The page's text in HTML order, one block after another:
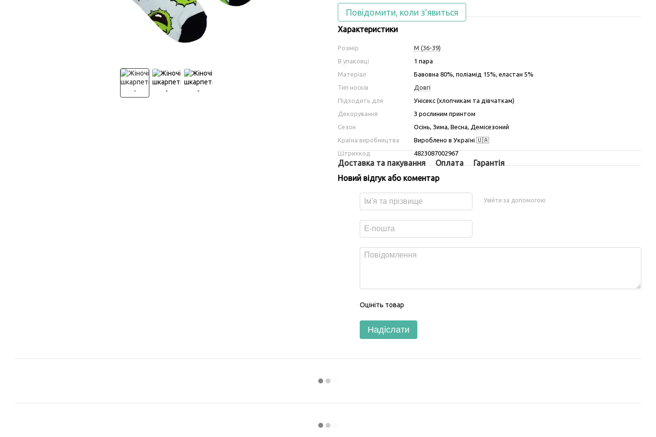
Повідомити, коли з'явиться
Характеристики
Розмір
M (36-39)
В упаковці
1 пара
Матеріал
Бавовна 80%, поліамід 15%, еластан 5%
Тип носків
Довгі
Підходить для
Унісекс (хлопчикам та дівчаткам)
Декорування
З рослиним принтом
Сезон
Осінь, Зима, Весна, Демісезоний
Країна виробництва
Вироблено в Україні 🇺🇦
Штрихкод
4823087002967
Доставка та пакування Оплата
Гарантія
Новий відгук або коментар
Увійти за допомогою
Оцініть товар
Надіслати